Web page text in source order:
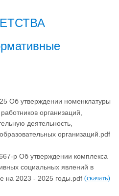
Об утверждении номенклатуры
организаций,
деятельность,
организаций.pdf
р Об утверждении комплекса
социальных явлений в
на 2023 - 2025 годы.pdf (скачать)